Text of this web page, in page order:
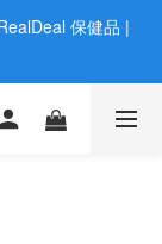
保健品 |
保健品 |
金會員 | 消費滿
HK $500 Online